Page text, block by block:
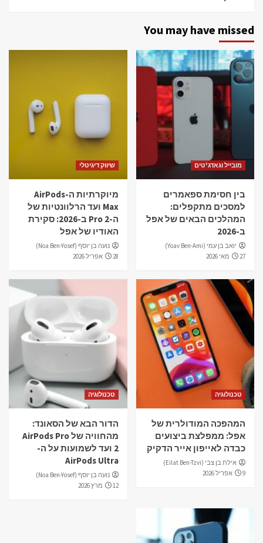
You may have missed
מובייל וגאדג'טים
בין חסימת ספאמרים
למסכים מתקפלים:
המהלכים הבאים של אפל
ב-2026
יואב בן עמי (Yoav Ben-Ami)
27 מאי 2026
שיווק דיגיטלי
מיוקרתיות ה-AirPods
Max ועד הרלוונטיות של
ה-Pro 2 ב-2026: סקירת
האודיו של אפל
נועה בן יוסף (Noa Ben-Yosef)
28 אפריל 2026
טכנולוגיה
המהפכה המודולרית של
אפל: ממפלצת ביצועים
כבדה לאייפון אייר הדקיק
אילת בן צבי (Eilat Ben-Tzvi)
9 אפריל 2026
טכנולוגיה
הדור הבא של הסאונד:
מהחוויה של AirPods Pro
2 ועד לשמועות על ה-
AirPods Ultra
נועה בן יוסף (Noa Ben-Yosef)
12 מרץ 2026